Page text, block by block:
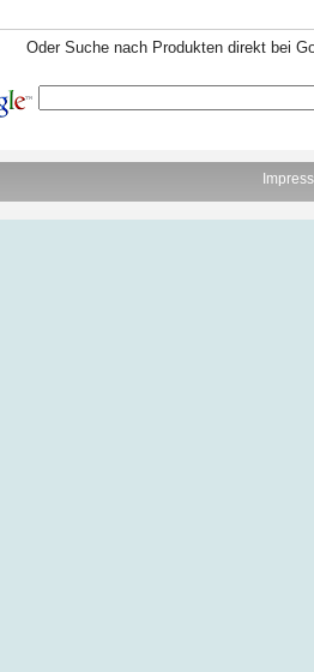
Oder Suche nach Produkten direkt bei